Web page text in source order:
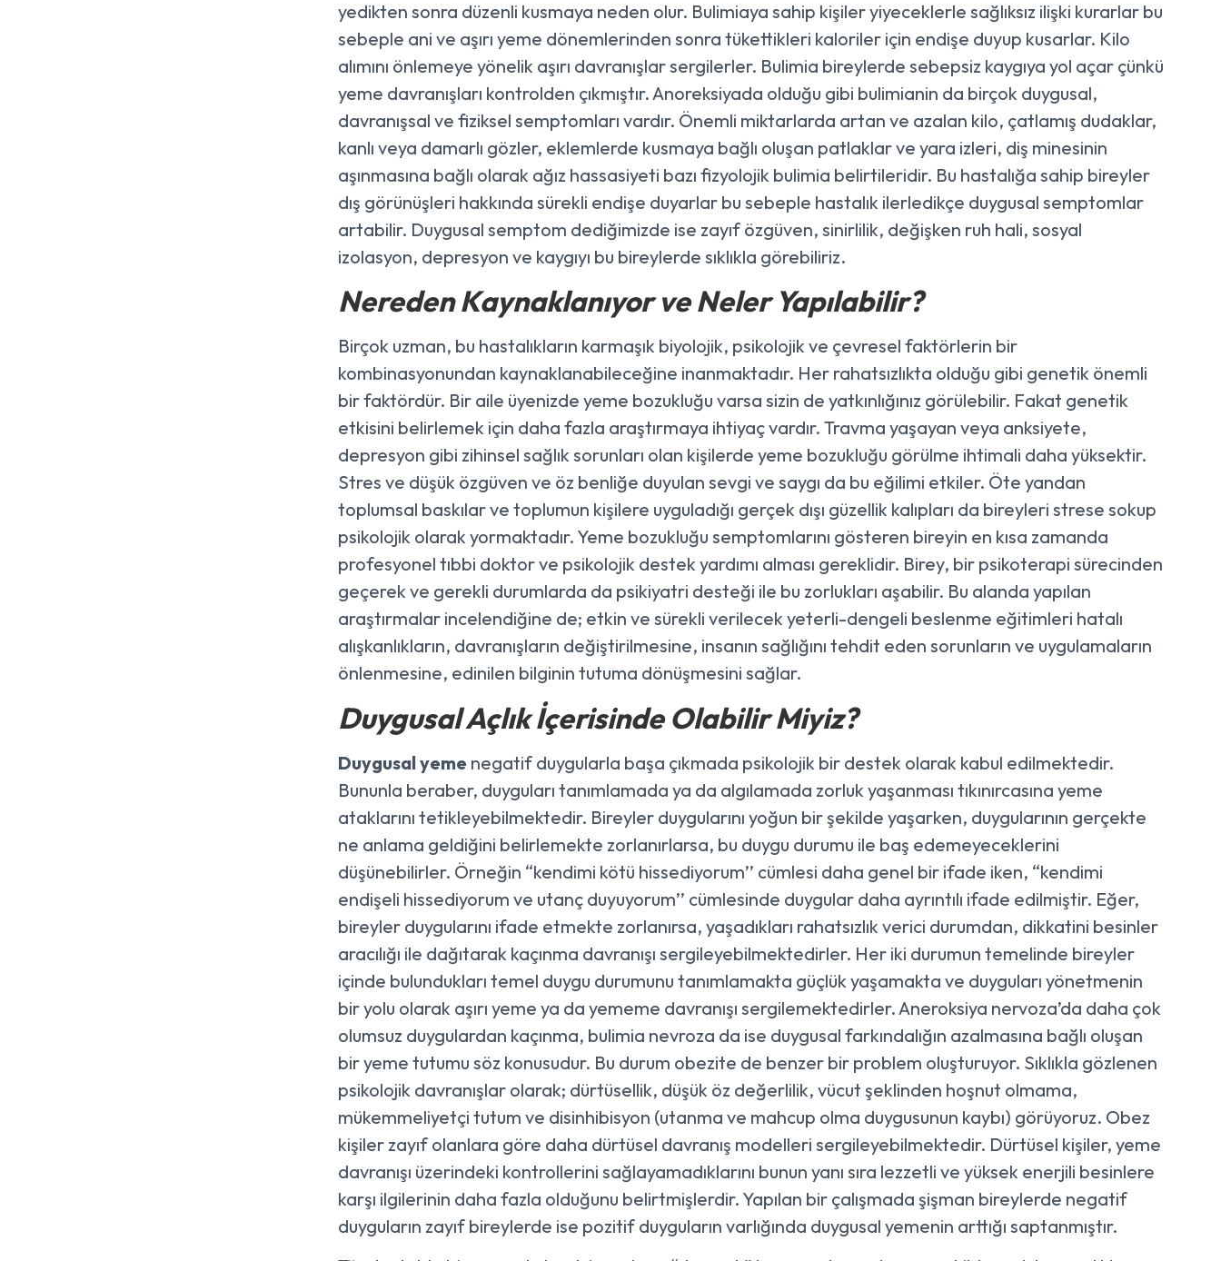
yedikten sonra düzenli kusmaya neden olur. Bulimiaya sahip kişiler yiyeceklerle sağlıksız ilişki kurarlar bu
sebeple ani ve aşırı yeme dönemlerinden sonra tükettikleri kaloriler için endişe duyup kusarlar. Kilo
alımını önlemeye yönelik aşırı davranışlar sergilerler. Bulimia bireylerde sebepsiz kaygıya yol açar çünkü
yeme davranışları kontrolden çıkmıştır. Anoreksiyada olduğu gibi bulimianin da birçok duygusal,
davranışsal ve fiziksel semptomları vardır. Önemli miktarlarda artan ve azalan kilo, çatlamış dudaklar,
kanlı veya damarlı gözler, eklemlerde kusmaya bağlı oluşan patlaklar ve yara izleri, diş minesinin
aşınmasına bağlı olarak ağız hassasiyeti bazı fizyolojik bulimia belirtileridir. Bu hastalığa sahip bireyler
dış görünüşleri hakkında sürekli endişe duyarlar bu sebeple hastalık ilerledikçe duygusal semptomlar
artabilir. Duygusal semptom dediğimizde ise zayıf özgüven, sinirlilik, değişken ruh hali, sosyal
izolasyon, depresyon ve kaygıyı bu bireylerde sıklıkla görebiliriz.
Nereden Kaynaklanıyor ve Neler Yapılabilir?
Birçok uzman, bu hastalıkların karmaşık biyolojik, psikolojik ve çevresel faktörlerin bir
kombinasyonundan kaynaklanabileceğine inanmaktadır. Her rahatsızlıkta olduğu gibi genetik önemli
bir faktördür. Bir aile üyenizde yeme bozukluğu varsa sizin de yatkınlığınız görülebilir. Fakat genetik
etkisini belirlemek için daha fazla araştırmaya ihtiyaç vardır. Travma yaşayan veya anksiyete,
depresyon gibi zihinsel sağlık sorunları olan kişilerde yeme bozukluğu görülme ihtimali daha yüksektir.
Stres ve düşük özgüven ve öz benliğe duyulan sevgi ve saygı da bu eğilimi etkiler. Öte yandan
toplumsal baskılar ve toplumun kişilere uyguladığı gerçek dışı güzellik kalıpları da bireyleri strese sokup
psikolojik olarak yormaktadır. Yeme bozukluğu semptomlarını gösteren bireyin en kısa zamanda
profesyonel tıbbi doktor ve psikolojik destek yardımı alması gereklidir. Birey, bir psikoterapi sürecinden
geçerek ve gerekli durumlarda da psikiyatri desteği ile bu zorlukları aşabilir. Bu alanda yapılan
araştırmalar incelendiğine de; etkin ve sürekli verilecek yeterli-dengeli beslenme eğitimleri hatalı
alışkanlıkların, davranışların değiştirilmesine, insanın sağlığını tehdit eden sorunların ve uygulamaların
önlenmesine, edinilen bilginin tutuma dönüşmesini sağlar.
Duygusal Açlık İçerisinde Olabilir Miyiz?
Duygusal yeme negatif duygularla başa çıkmada psikolojik bir destek olarak kabul edilmektedir.
Bununla beraber, duyguları tanımlamada ya da algılamada zorluk yaşanması tıkınırcasına yeme
ataklarını tetikleyebilmektedir. Bireyler duygularını yoğun bir şekilde yaşarken, duygularının gerçekte
ne anlama geldiğini belirlemekte zorlanırlarsa, bu duygu durumu ile baş edemeyeceklerini
düşünebilirler. Örneğin “kendimi kötü hissediyorum’’ cümlesi daha genel bir ifade iken, “kendimi
endişeli hissediyorum ve utanç duyuyorum’’ cümlesinde duygular daha ayrıntılı ifade edilmiştir. Eğer,
bireyler duygularını ifade etmekte zorlanırsa, yaşadıkları rahatsızlık verici durumdan, dikkatini besinler
aracılığı ile dağıtarak kaçınma davranışı sergileyebilmektedirler. Her iki durumun temelinde bireyler
içinde bulundukları temel duygu durumunu tanımlamakta güçlük yaşamakta ve duyguları yönetmenin
bir yolu olarak aşırı yeme ya da yememe davranışı sergilemektedirler. Aneroksiya nervoza’da daha çok
olumsuz duygulardan kaçınma, bulimia nevroza da ise duygusal farkındalığın azalmasına bağlı oluşan
bir yeme tutumu söz konusudur. Bu durum obezite de benzer bir problem oluşturuyor. Sıklıkla gözlenen
psikolojik davranışlar olarak; dürtüsellik, düşük öz değerlilik, vücut şeklinden hoşnut olmama,
mükemmeliyetçi tutum ve disinhibisyon (utanma ve mahcup olma duygusunun kaybı) görüyoruz. Obez
kişiler zayıf olanlara göre daha dürtüsel davranış modelleri sergileyebilmektedir. Dürtüsel kişiler, yeme
davranışı üzerindeki kontrollerini sağlayamadıklarını bunun yanı sıra lezzetli ve yüksek enerjili besinlere
karşı ilgilerinin daha fazla olduğunu belirtmişlerdir. Yapılan bir çalışmada şişman bireylerde negatif
duyguların zayıf bireylerde ise pozitif duyguların varlığında duygusal yemenin arttığı saptanmıştır.